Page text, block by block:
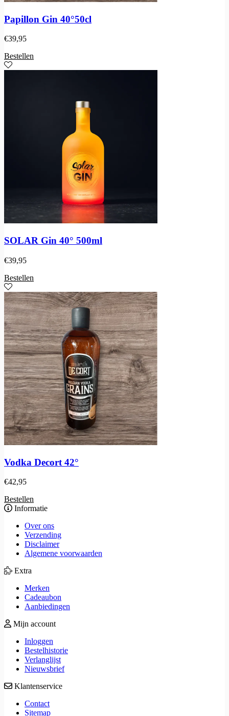
Papillon Gin 40°50cl
€39,95
Bestellen
SOLAR Gin 40° 500ml
€39,95
Bestellen
Vodka Decort 42°
€42,95
Bestellen
Informatie
Over ons
Verzending
Disclaimer
Algemene voorwaarden
Extra
Merken
Cadeaubon
Aanbiedingen
Mijn account
Inloggen
Bestelhistorie
Verlanglijst
Nieuwsbrief
Klantenservice
Contact
Sitemap